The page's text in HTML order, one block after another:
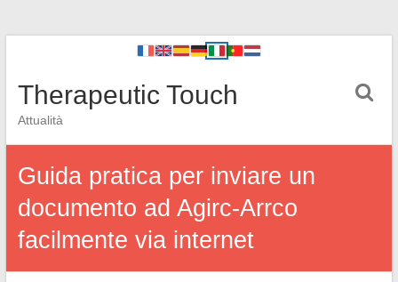
Therapeutic Touch
Attualità
Guida pratica per inviare un
documento ad Agirc-Arrco
facilmente via internet